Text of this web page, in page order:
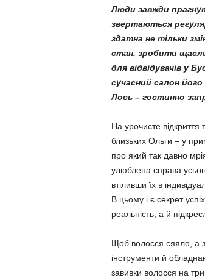
Люди завжди
звертаються
здатна не тільки
стан, зробити
для відвідувачів у
сучасний салон
Лось – гостинно
На урочисте відкриття
близьких Ольги – у
про який так давно
улюблена справа
втіливши їх в
В цьому і є секрет
реальність, а й
Щоб волосся сяяло, а
інструменти й
завивки волосся на